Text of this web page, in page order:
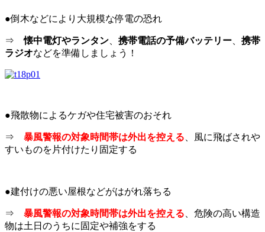
●倒木などにより大規模な停電の恐れ
⇒懐中電灯やランタン 携帯電話の予備バッテリー
携帯
ラジオなどを準備しましょう！
●飛散物によるケガや住宅被害のおそれ
⇒ 暴風警報の対象時間帯は外出を控える 、風に飛ばされや
すいものを片付けたり固定する
●建付けの悪い屋根などがはがれ落ちる
⇒ 暴風警報の対象時間帯は外出を控える 、危険の高い構造
物は土日のうちに固定や補強をする